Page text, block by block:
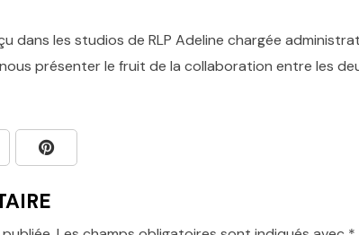
dans les studios de RLP Adeline chargée
présenter le fruit de la collaboration entre les